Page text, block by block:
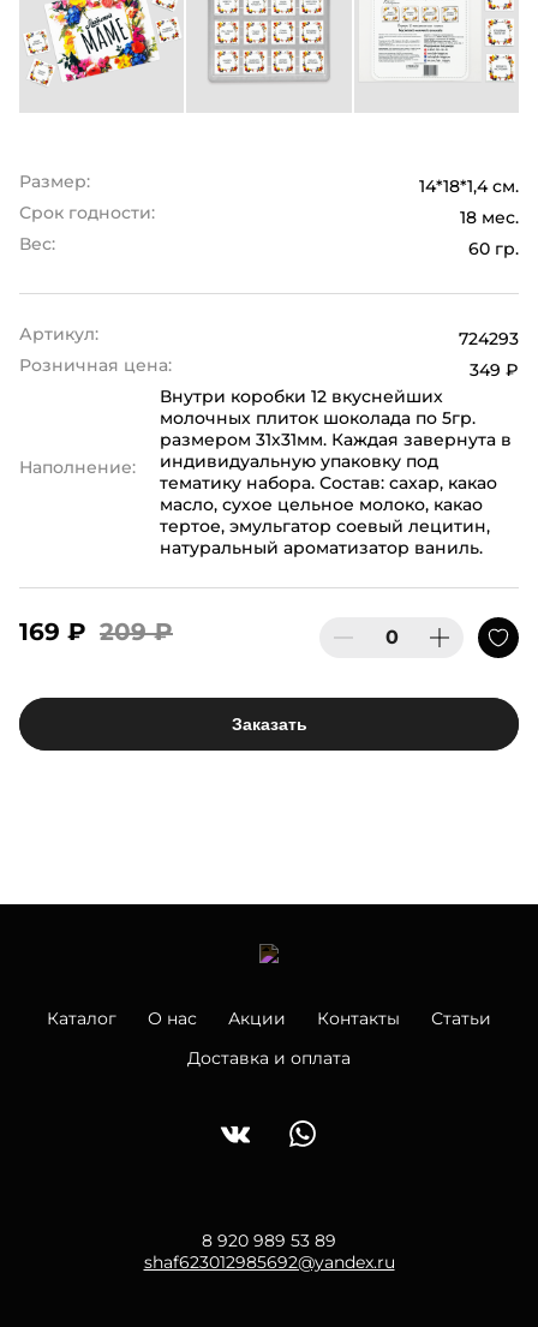
Размер:
14*18*1,4 см.
Срок годности:
18 мес.
Вес:
60 гр.
Артикул:
724293
Розничная цена:
349 ₽
Наполнение:
Внутри коробки 12 вкуснейших
молочных плиток шоколада по 5гр.
размером 31х31мм. Каждая завернута в
индивидуальную упаковку под
тематику набора. Состав: сахар, какао
масло, сухое цельное молоко, какао
тертое, эмульгатор соевый лецитин,
натуральный ароматизатор ваниль.
169 ₽ 209 ₽
Заказать
Каталог О нас Акции Контакты
Статьи
Доставка и оплата
8 920 989 53 89
shaf623012985692@yandex.ru